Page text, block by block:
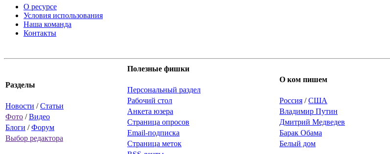
О ресурсе
Условия использования
Наша команда
Контакты
Разделы
Новости /Статьи
Фото /Видео
Блоги /Форум
Выбор редактора
Полезные фишки
Персональный раздел
Рабочий стол
Анкета юзера
Страница опросов
Email-подписка
Страница меток
О ком пишем
Россия /США
Владимир Путин
Дмитрий Медведев
Барак Обама
Белый дом